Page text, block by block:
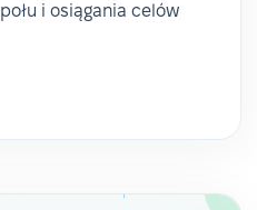
i osiągania celów